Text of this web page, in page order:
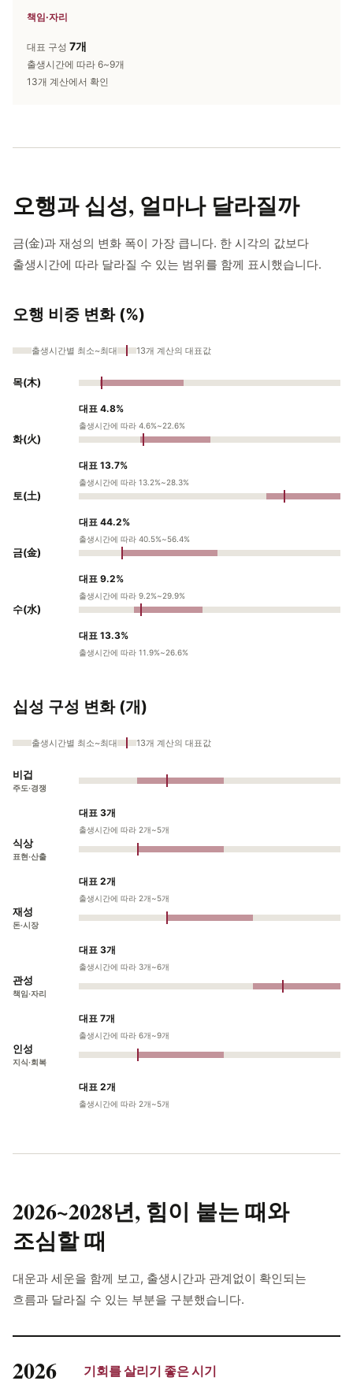
책임·자리
대표 구성 7개
출생시간에 따라 6~9개
13개 계산에서 확인
오행과 십성, 얼마나 달라질까
금(金)과 재성의 변화 폭이 가장 큽니다. 한 시각의 값보다
출생시간에 따라 달라질 수 있는 범위를 함께 표시했습니다.
오행 비중 변화 (%)
출생시간별 최소~최대 13개 계산의 대표값
목(木)
대표 4.8%
출생시간에 따라 4.6%~22.6%
화(火)
대표 13.7%
출생시간에 따라 13.2%~28.3%
토(土)
대표 44.2%
출생시간에 따라 40.5%~56.4%
금(金)
대표 9.2%
출생시간에 따라 9.2%~29.9%
수(水)
대표 13.3%
출생시간에 따라 11.9%~26.6%
십성 구성 변화 (개)
출생시간별 최소~최대 13개 계산의 대표값
비겁
주도·경쟁
대표 3개
출생시간에 따라 2개~5개
식상
표현·산출
대표 2개
출생시간에 따라 2개~5개
재성
돈·시장
대표 3개
출생시간에 따라 3개~6개
관성
책임·자리
대표 7개
출생시간에 따라 6개~9개
인성
지식·회복
대표 2개
출생시간에 따라 2개~5개
2026~2028년, 힘이 붙는 때와
조심할 때
대운과 세운을 함께 보고, 출생시간과 관계없이 확인되는
흐름과 달라질 수 있는 부분을 구분했습니다.
2026 기회를 살리기 좋은 시기